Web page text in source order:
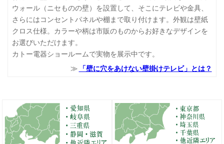
ウォール（ニセものの壁）を設置して、そこにテレビや金具、
さらにはコンセントパネルや棚まで取り付けます。外観は壁紙
クロス仕様。カラーや柄は市販のものからお好きなデザインを
お選びいただけます。
カトー電器ショールームで実物を展示中です。
「壁に穴をあけない壁掛けテレビ」とは？